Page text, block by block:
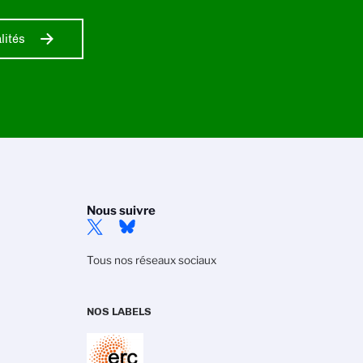
Nous suivre
Tous nos réseaux sociaux
NOS LABELS